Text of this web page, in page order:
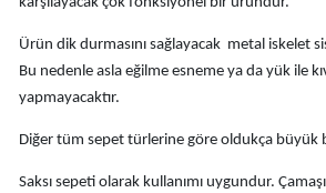
Ürün dik durmasını sağlayacak metal iskelet
Bu nedenle asla eğilme esneme ya da yük ile
yapmayacaktır.
Diğer tüm sepet türlerine göre oldukça büyük
Saksı sepeti olarak kullanımı uygundur.